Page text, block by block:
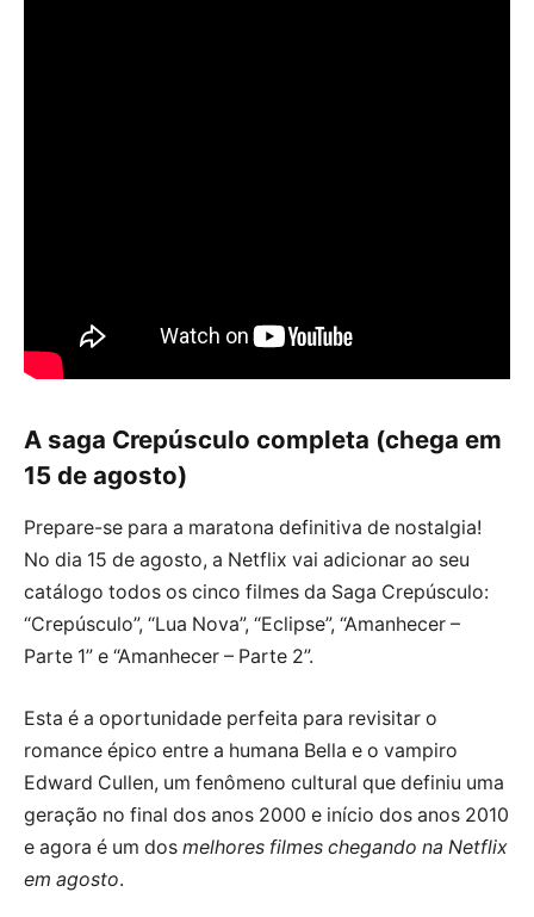
A saga Crepúsculo completa (chega em
15 de agosto)
Prepare-se para a maratona definitiva de nostalgia!
No dia 15 de agosto, a Netflix vai adicionar ao seu
catálogo todos os cinco filmes da Saga Crepúsculo:
“Crepúsculo”, “Lua Nova”, “Eclipse”, “Amanhecer –
Parte 1” e “Amanhecer – Parte 2”.
Esta é a oportunidade perfeita para revisitar o
romance épico entre a humana Bella e o vampiro
Edward Cullen, um fenômeno cultural que definiu uma
geração no final dos anos 2000 e início dos anos 2010
e agora é um dos melhores filmes chegando na Netflix
em agosto.